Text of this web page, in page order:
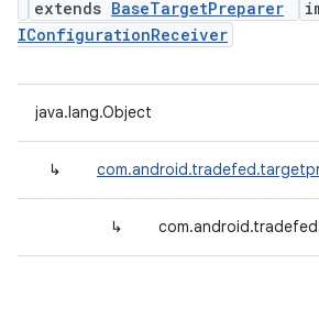
extends BaseTargetPreparer
IConfigurationReceiver
java.lang.Object
↳
↳